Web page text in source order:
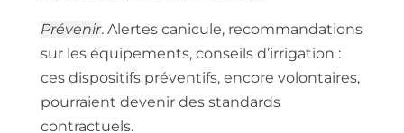
Prévenir.Alertes canicule, recommandations
sur les équipements, conseils d’irrigation :
ces dispositifs préventifs, encore volontaires,
pourraient devenir des standards
contractuels.